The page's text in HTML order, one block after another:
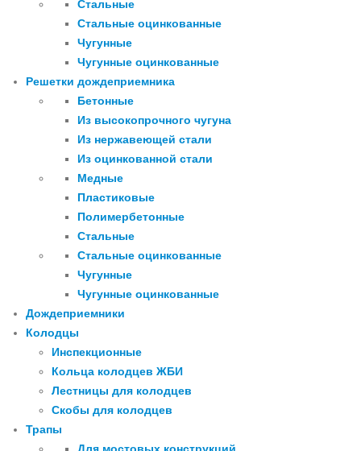
Стальные
Стальные оцинкованные
Чугунные
Чугунные оцинкованные
Решетки дождеприемника
Бетонные
Из высокопрочного чугуна
Из нержавеющей стали
Из оцинкованной стали
Медные
Пластиковые
Полимербетонные
Стальные
Стальные оцинкованные
Чугунные
Чугунные оцинкованные
Дождеприемники
Колодцы
Инспекционные
Кольца колодцев ЖБИ
Лестницы для колодцев
Скобы для колодцев
Трапы